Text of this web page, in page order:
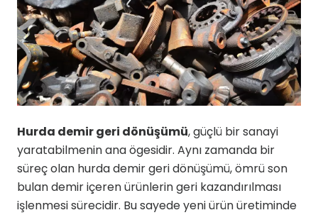
Hurda demir geri dönüşümü, güçlü bir sanayi
yaratabilmenin ana ögesidir. Aynı zamanda bir
süreç olan hurda demir geri dönüşümü, ömrü son
bulan demir içeren ürünlerin geri kazandırılması
işlenmesi sürecidir. Bu sayede yeni ürün üretiminde